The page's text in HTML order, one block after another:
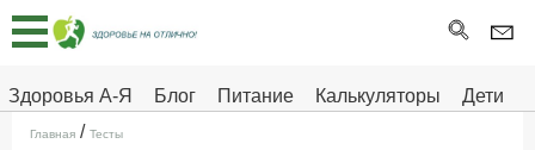
Здоровья А-Я Блог Питание Калькуляторы
Дети
Главная
Тесты
Про
Главная / Тесты